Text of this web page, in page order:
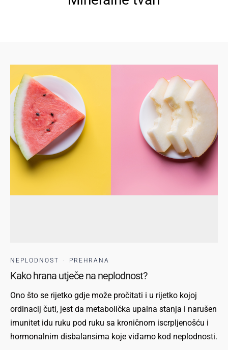
NEPLODNOST · PREHRANA
Kako hrana utječe na neplodnost?
Ono što se rijetko gdje može pročitati i u rijetko kojoj
ordinacij čuti, jest da metabolička upalna stanja i narušen
imunitet idu ruku pod ruku sa kroničnom iscrpljenošću i
hormonalnim disbalansima koje viđamo kod neplodnosti.